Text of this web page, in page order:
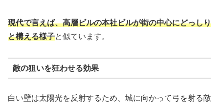
現代で言えば、高層ビルの本社ビルが街の中心にどっしり
と構える様子と似ています。
敵の狙いを狂わせる効果
白い壁は太陽光を反射するため、城に向かって弓を射る敵